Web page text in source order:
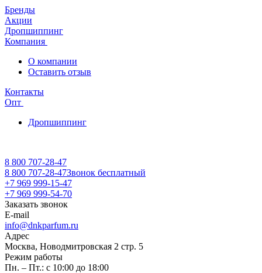
Бренды
Акции
Дропшиппинг
Компания
О компании
Оставить отзыв
Контакты
Опт
Дропшиппинг
8 800 707-28-47
8 800 707-28-47Звонок бесплатный
+7 969 999-15-47
+7 969 999-54-70
Заказать звонок
E-mail
info@dnkparfum.ru
Адрес
Москва, Новодмитровская 2 стр. 5
Режим работы
Пн. – Пт.: с 10:00 до 18:00